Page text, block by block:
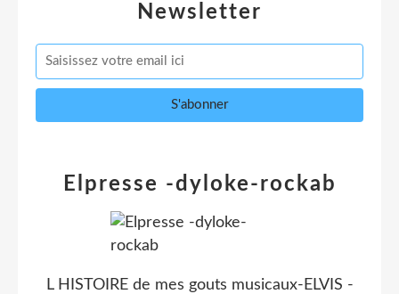
Newsletter
Elpresse -dyloke-rockab
L HISTOIRE de mes gouts musicaux-ELVIS -